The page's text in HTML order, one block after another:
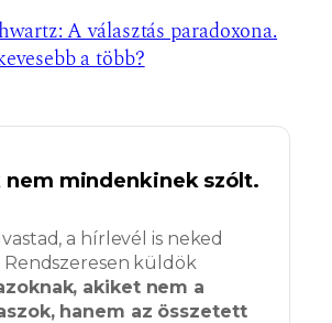
A választás paradoxona.
a több?
nem mindenkinek szólt.
a hírlevél is neked
Rendszeresen küldök
akiket nem a
hanem az összetett